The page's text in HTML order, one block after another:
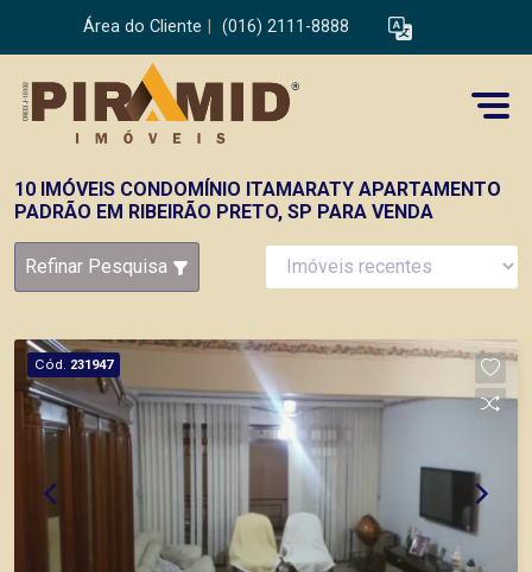
Área do Cliente (016) 2111-8888
10 IMÓVEIS CONDOMÍNIO ITAMARATY APARTAMENTO
PADRÃO EM RIBEIRÃO PRETO, SP PARA VENDA
Refinar Pesquisa
Cód. 231947